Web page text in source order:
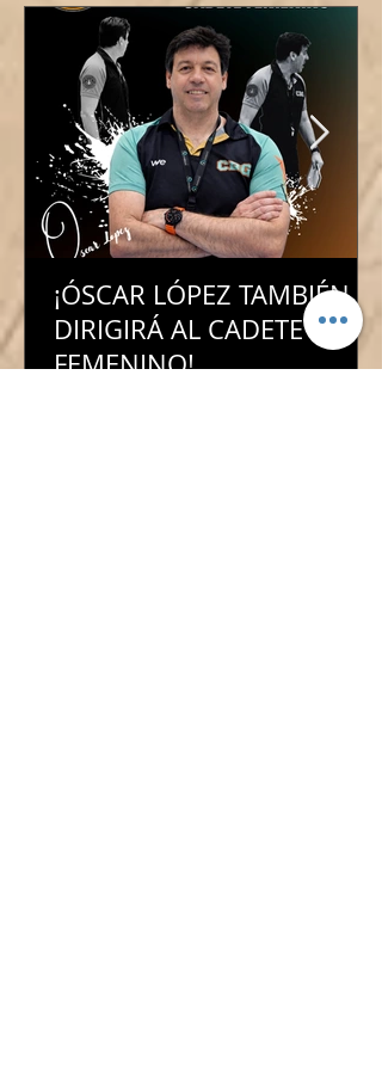
¡ÓSCAR LÓPEZ TAMBIÉN
DIRIGIRÁ AL CADETE
FEMENINO!